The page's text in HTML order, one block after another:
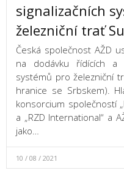
signalizačních
železniční trať
Česká společnost AŽD
na dodávku řídících a
systémů pro železniční
hranice se Srbskem).
konsorcium společností
a „RZD International“ a
jako…
10 / 08 / 2021